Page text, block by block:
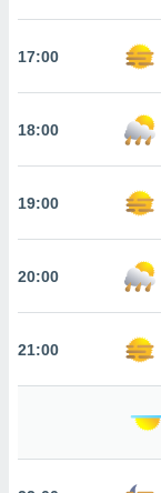
de
à
ne
17:00
18:00
19:00
20:00
21:00